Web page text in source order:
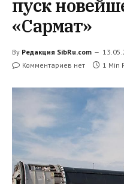
пуск
«Сармат»
By Редакция SibRu.com
Комментариев нет 1 Min